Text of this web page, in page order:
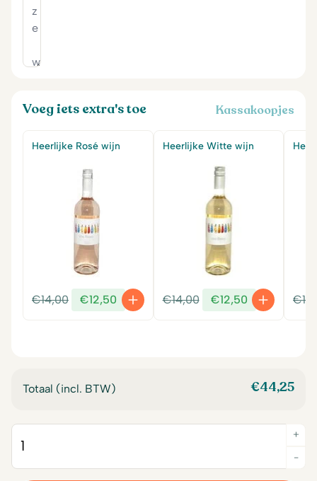
Voeg iets extra's toe Kassakoopjes
Heerlijke Rosé wijn
€14,00
Oorspronkelijke
prijs
€12,50
Huidige
prijs
Heerlijke Witte wijn
€14,00
Oorspronkelijke
prijs
€12,50
Huidige
prijs
€
Totaal (incl. BTW) €44,25
-
+